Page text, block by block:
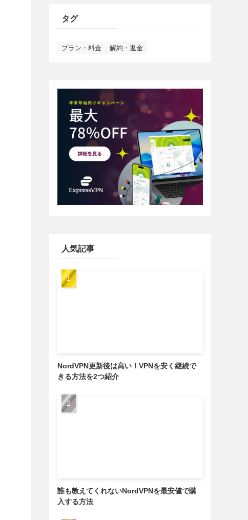
タグ
プラン・料金 解約・返金
人気記事
NordVPN更新後は高い！VPNを安く継続で
きる方法を2つ紹介
誰も教えてくれないNordVPNを最安値で購
入する方法